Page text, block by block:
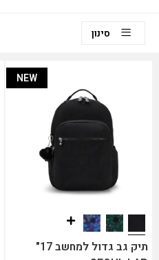
סינון
NEW
תיק גב גדול למחשב 17"